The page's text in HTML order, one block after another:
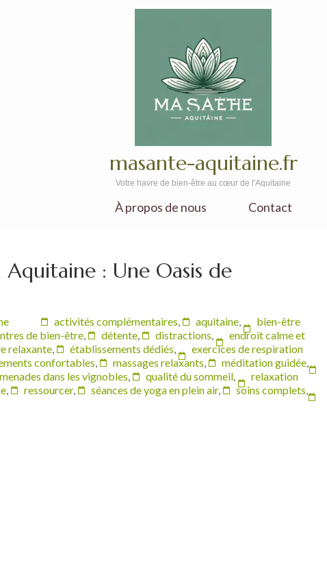
masante-aquitaine.fr
Votre havre de bien-être au cœur de l'Aquitaine
À propos de nous Contact
: Une Oasis de
activités complémentaires, aquitaine,
bien-être
de bien-être, détente, distractions,
endroit calme et
relaxante, établissements dédiés,
exercices de respiration
confortables, massages relaxants, méditation guidée,
dans les vignobles, qualité du sommeil,
relaxation
, ressourcer, séances de yoga en plein air, soins complets,